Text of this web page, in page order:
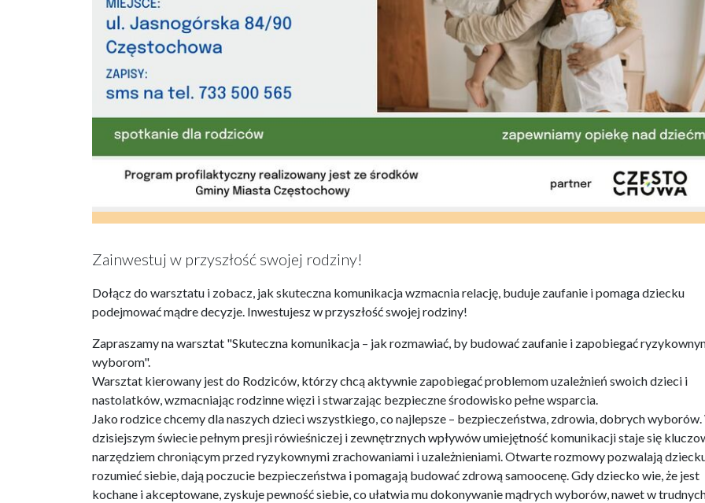
Zainwestuj w przyszłość swojej rodziny!
Dołącz do warsztatu i zobacz, jak skuteczna komunikacja wzmacnia relację, buduje zaufanie i pomaga dziecku
podejmować mądre decyzje. Inwestujesz w przyszłość swojej rodziny!
Zapraszamy na warsztat "Skuteczna komunikacja – jak rozmawiać, by budować zaufanie i zapobiegać
wyborom".
Warsztat kierowany jest do Rodziców, którzy chcą aktywnie zapobiegać problemom uzależnień swoich dzieci i
nastolatków, wzmacniając rodzinne więzi i stwarzając bezpieczne środowisko pełne wsparcia.
Jako rodzice chcemy dla naszych dzieci wszystkiego, co najlepsze – bezpieczeństwa, zdrowia, dobrych wyborów.
dzisiejszym świecie pełnym presji rówieśniczej i zewnętrznych wpływów umiejętność komunikacji staje się
narzędziem chroniącym przed ryzykownymi zrachowaniami i uzależnieniami. Otwarte rozmowy pozwalają
rozumieć siebie, dają poczucie bezpieczeństwa i pomagają budować zdrową samoocenę. Gdy dziecko wie, że jest
kochane i akceptowane, zyskuje pewność siebie, co ułatwia mu dokonywanie mądrych wyborów, nawet w